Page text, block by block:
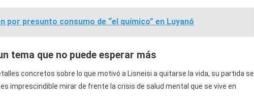
por presunto consumo de “el químico” en Luyanó
tema que no puede esperar más
concretos sobre lo que motivó a Lisneisi a quitarse la vida, su partida se
imprescindible mirar de frente la crisis de salud mental que se vive en